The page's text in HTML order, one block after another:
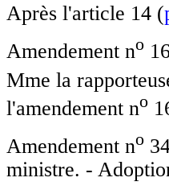
Après l'article 14 (
Amendement no
Mme la
l'amendement no
Amendement no
ministre. -